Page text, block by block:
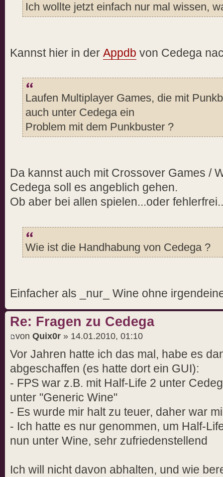
Ich wollte jetzt einfach nur mal wissen,
Kannst hier in der Appdb von Cedega
Laufen Multiplayer Games, die mit
auch unter Cedega ein
Problem mit dem Punkbuster ?
Da kannst auch mit Crossover Games /
Cedega soll es angeblich gehen.
Ob aber bei allen spielen...oder
Wie ist die Handhabung von Cedega ?
Einfacher als _nur_ Wine ohne
Re: Fragen zu Cedega
von Quix0r » 14.01.2010, 01:10
Vor Jahren hatte ich das mal, habe es
abgeschaffen (es hatte dort ein GUI):
- FPS war z.B. mit Half-Life 2 unter
unter "Generic Wine"
- Es wurde mir halt zu teuer, daher war
- Ich hatte es nur genommen, um Half-
nun unter Wine, sehr zufriedenstellend
Ich will nicht davon abhalten, und wie